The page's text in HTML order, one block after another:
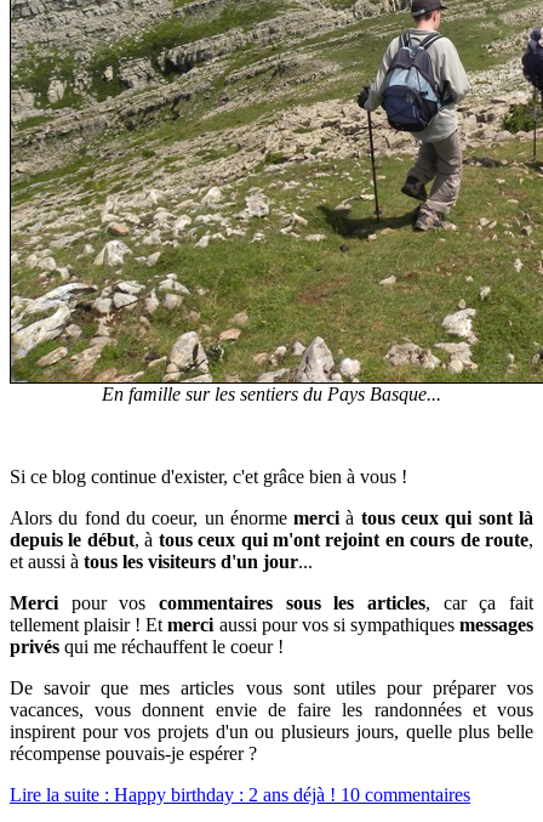
En famille sur les sentiers du Pays Basque...
Si ce blog continue d'exister, c'et grâce bien à vous !
Alors du fond du coeur, un énormemerci à tous ceux qui sont là
depuis le début, à tous ceux qui m'ont rejoint en cours de route,
et aussi à tous les visiteurs d'un jour...
Merci pour vos commentaires sous les articles, car ça fait
tellement plaisir ! Etmerci aussi pour vos si sympathiquesmessages
privés qui me réchauffent le coeur !
De savoir que mes articles vous sont utiles pour préparer vos
vacances, vous donnent envie de faire les randonnées et vous
inspirent pour vos projets d'un ou plusieurs jours, quelle plus belle
récompense pouvais-je espérer ?
Lire la suite : Happy birthday : 2 ans déjà ! 10 commentaires